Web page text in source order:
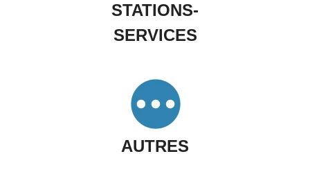
STATIONS-
SERVICES
AUTRES